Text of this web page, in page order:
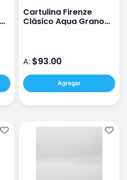
Cartulina Firenze
Clásico Aqua Grano
A: $93.00
Agregar